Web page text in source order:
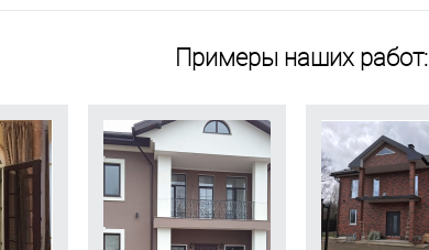
Примеры наших работ: